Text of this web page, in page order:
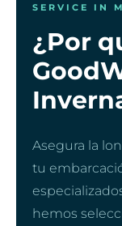
SERVICE IN
¿Por
Asegura la
tu
hemos